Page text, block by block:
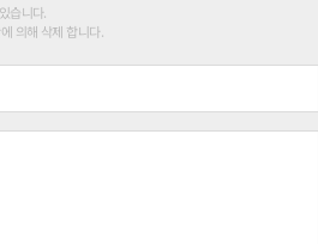
습니다.
의해 삭제 합니다.